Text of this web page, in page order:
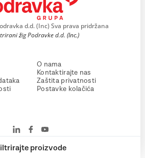
proizvode
d.d. (Inc) Sva prava pridržana
žig Podravke d.d. (Inc.)
O nama
Kontaktirajte nas
Zaštita privatnosti
Postavke kolačića